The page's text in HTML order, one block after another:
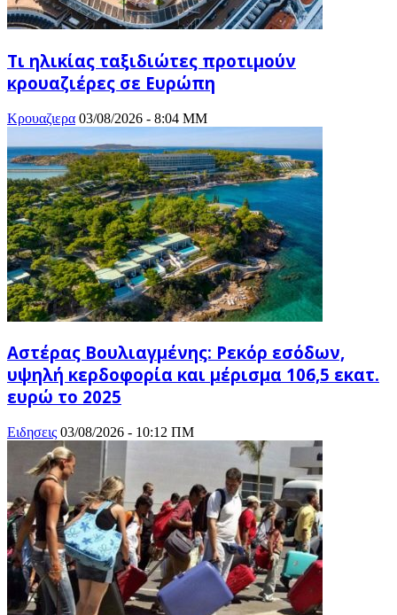
Τι ηλικίας ταξιδιώτες προτιμούν
κρουαζιέρες σε Ευρώπη
Κρουαζιερα 03/08/2026 - 8:04 ΜΜ
Αστέρας Βουλιαγμένης: Ρεκόρ εσόδων,
υψηλή κερδοφορία και μέρισμα 106,5 εκατ.
ευρώ το 2025
Ειδησεις 03/08/2026 - 10:12 ΠΜ